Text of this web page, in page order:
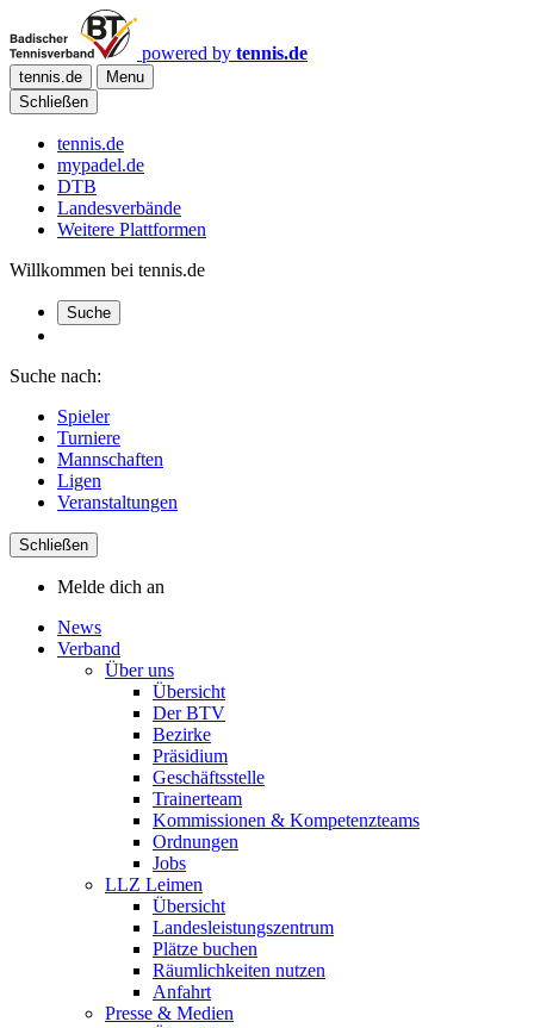
powered by tennis.de
tennis.de
Menu
Schließen
tennis.de
mypadel.de
DTB
Landesverbände
Weitere Plattformen
Willkommen bei tennis.de
Suche
Suche nach:
Spieler
Turniere
Mannschaften
Ligen
Veranstaltungen
Schließen
Melde dich an
News
Verband
Über uns
Übersicht
Der BTV
Bezirke
Präsidium
Geschäftsstelle
Trainerteam
Kommissionen & Kompetenzteams
Ordnungen
Jobs
LLZ Leimen
Übersicht
Landesleistungszentrum
Plätze buchen
Räumlichkeiten nutzen
Anfahrt
Presse & Medien